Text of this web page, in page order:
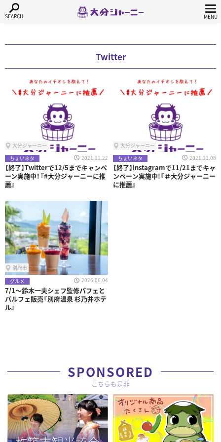
Twitter
大分ジャーニー
ちょいネタ
2021.11.22
【終了】Twitterで12/5までキャンペ
ーン実施中！『#大分ジャーニーに推
薦』
大分ジャーニー
ちょいネタ
2021.11.08
【終了】Instagramで11/21までキャ
ンペーン実施中!『＃大分ジャーニー
に推薦』
別府市
グルメ
2026.06.04
7/1～鈴木一夫シェフ監修パフェと
パルフェ販売『別府温泉 杉乃井ホテ
ル』
SPONSORED
こちらも是非